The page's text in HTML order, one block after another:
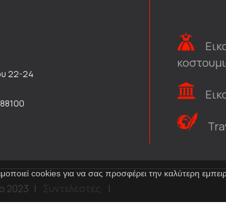
cookies για να σας προσφέρει την καλύτερη
22-24
2023 | Συντελεστές
|